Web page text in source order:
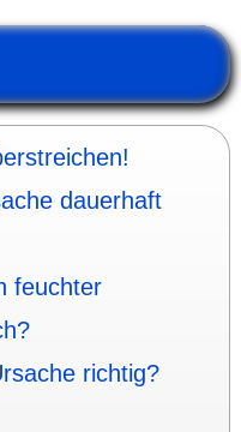
dauerhaft
feuchter
richtig?